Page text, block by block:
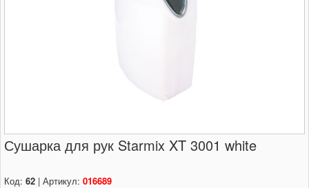
Сушарка для рук Starmix XT 3001 white
Код: 62 | Артикул: 016689